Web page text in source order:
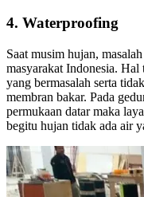
4. Waterproofing
Saat musim hujan,
masyarakat Indonesia. Hal
yang bermasalah serta
membran bakar. Pada
permukaan datar maka
begitu hujan tidak ada air